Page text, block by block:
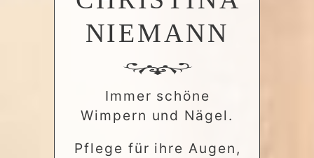
NIEMANN
Immer schöne
.Wimpern und Nägel
,Pflege für ihre Augen